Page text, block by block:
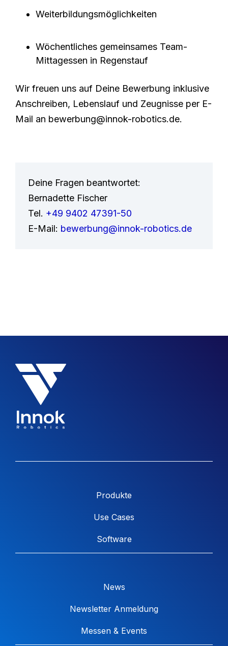
Weiterbildungsmöglichkeiten
Wöchentliches gemeinsames Team-
Mittagessen in Regenstauf
Wir freuen uns auf Deine Bewerbung inklusive
Anschreiben, Lebenslauf und Zeugnisse per E-
Mail an bewerbung@innok-robotics.de.
Deine Fragen beantwortet:
Bernadette Fischer
Tel. +49 9402 47391-50
E-Mail: bewerbung@innok-robotics.de
Produkte
Use Cases
Software
News
Newsletter Anmeldung
Messen & Events